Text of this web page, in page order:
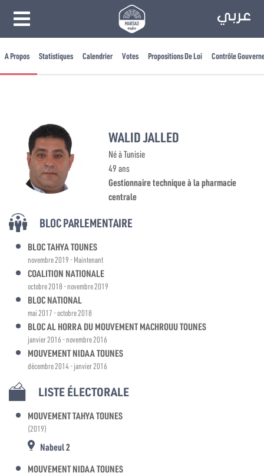
A Propos Statistiques Calendrier Votes Propositions De Loi Contrôle
WALID JALLED
Né à Tunisie
49 ans
Gestionnaire technique à la pharmacie
centrale
BLOC PARLEMENTAIRE
BLOC TAHYA TOUNES
novembre 2019 - Maintenant
COALITION NATIONALE
octobre 2018 - novembre 2019
BLOC NATIONAL
mai 2017 - octobre 2018
BLOC AL HORRA DU MOUVEMENT MACHROUU TOUNES
janvier 2016 - novembre 2016
MOUVEMENT NIDAA TOUNES
décembre 2014 - janvier 2016
LISTE ÉLECTORALE
MOUVEMENT TAHYA TOUNES
(2019)
Nabeul 2
MOUVEMENT NIDAA TOUNES